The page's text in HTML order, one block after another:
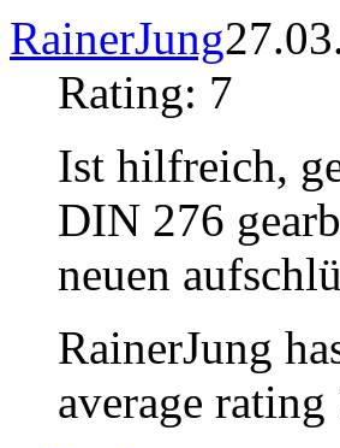
RainerJung
Rating: 7
Ist hilfreich,
DIN 276
neuen
RainerJung
average rating